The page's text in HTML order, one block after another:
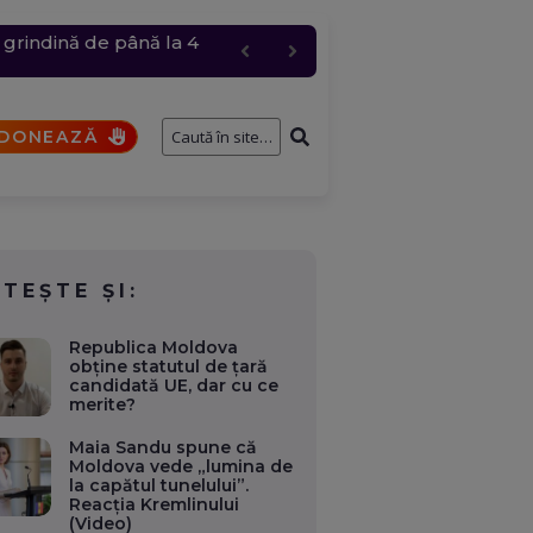
de până la 4
de un elev
și a participat la un
anulări masive
ȘI:
Republica Moldova
obține statutul de țară
candidată UE, dar cu ce
merite?
Maia Sandu spune că
Moldova vede „lumina de
la capătul tunelului”.
Reacția Kremlinului
(Video)